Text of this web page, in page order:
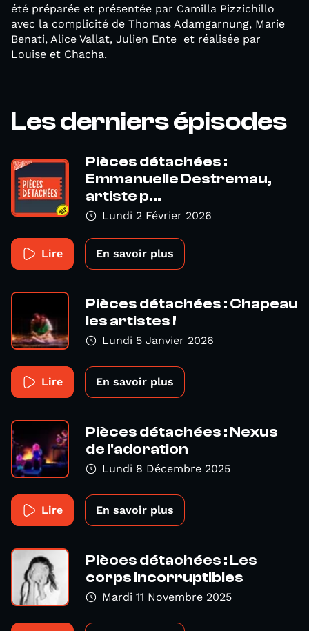
été préparée et présentée par Camilla Pizzichillo
avec la complicité de Thomas Adamgarnung, Marie
Benati, Alice Vallat, Julien Ente et réalisée par
Louise et Chacha.
Les derniers épisodes
Pièces détachées :
Emmanuelle Destremau,
artiste p...
Lundi 2 Février 2026
Lire En savoir plus
Pièces détachées : Chapeau
les artistes !
Lundi 5 Janvier 2026
Lire En savoir plus
Pièces détachées : Nexus
de l'adoration
Lundi 8 Décembre 2025
Lire En savoir plus
Pièces détachées : Les
corps incorruptibles
Mardi 11 Novembre 2025